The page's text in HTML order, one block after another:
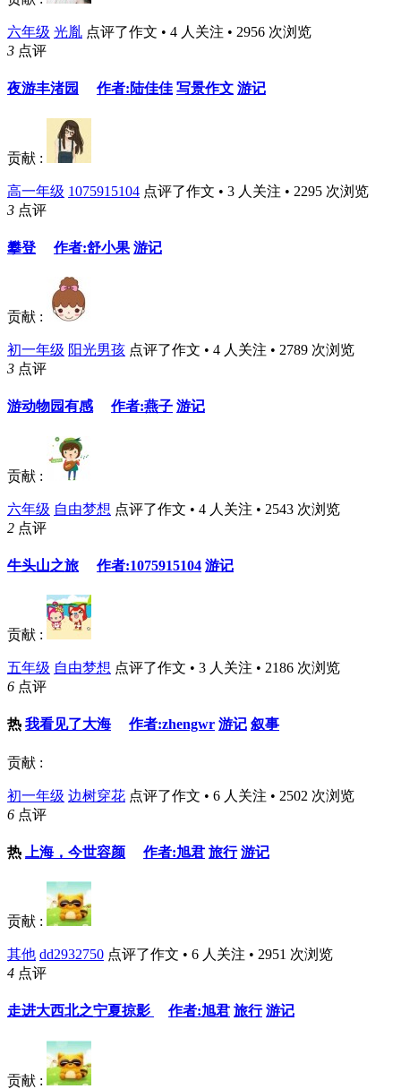
六年级 光胤 点评了作文 • 4 人关注 • 2956 次浏览
3 点评
夜游丰渚园 作者:陆佳佳 写景作文 游记
贡献 :
高一年级 1075915104 点评了作文 • 3 人关注 • 2295 次浏览
3 点评
攀登 作者:舒小果 游记
贡献 :
初一年级 阳光男孩 点评了作文 • 4 人关注 • 2789 次浏览
3 点评
游动物园有感 作者:燕子 游记
贡献 :
六年级 自由梦想 点评了作文 • 4 人关注 • 2543 次浏览
2 点评
牛头山之旅 作者:1075915104 游记
贡献 :
五年级 自由梦想 点评了作文 • 3 人关注 • 2186 次浏览
6 点评
热 我看见了大海 作者:zhengwr 游记 叙事
贡献 :
初一年级 边树穿花 点评了作文 • 6 人关注 • 2502 次浏览
6 点评
热 上海，今世容颜 作者:旭君 旅行 游记
贡献 :
其他 dd2932750 点评了作文 • 6 人关注 • 2951 次浏览
4 点评
走进大西北之宁夏掠影 作者:旭君 旅行 游记
贡献 :